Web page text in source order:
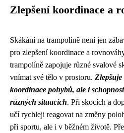
Zlepšení koordinace a
Skákání na trampolíně není jen
pro zlepšení koordinace a
trampolíně zapojuje různé svalové
vnímat své tělo v prostoru. Zlepšuje
koordinace pohybů, ale i
různých situacích. Při skocích a
učí rychleji reagovat na změny
při sportu, ale i v běžném životě.